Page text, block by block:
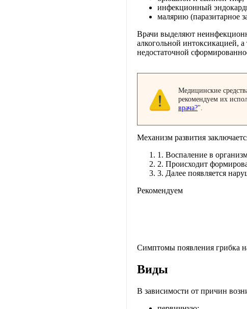
инфекционный
малярию (паразитарное
Врачи выделяют
алкогольной интоксикацией,
недостаточной
Медицинские
рекомендуем их
врача?".
Механизм развития
1. Воспаление в
2. Происходит
3. Далее появляется
Рекомендуем
Симптомы появления грибка
Виды
В зависимости от причин